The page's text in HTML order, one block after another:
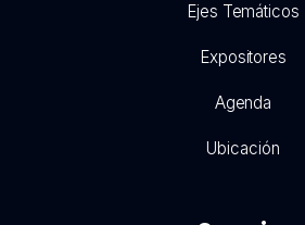
Ejes Temáticos
Expositores
Agenda
Ubicación